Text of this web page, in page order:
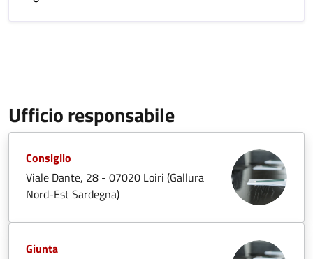
Ufficio responsabile
Consiglio
Viale Dante, 28 - 07020 Loiri (Gallura
Nord-Est Sardegna)
Giunta